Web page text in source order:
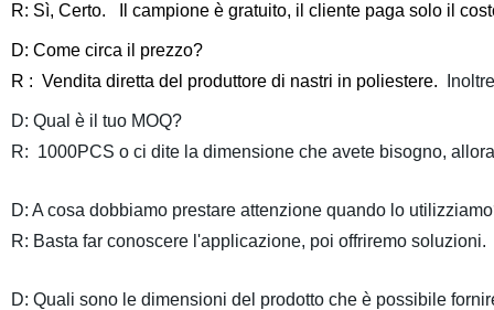
R: Sì, Certo. Il campione è gratuito, il cliente paga solo il
D: Come circa il prezzo?
R : Vendita diretta del produttore di nastri in poliestere.
D: Qual è il tuo MOQ?
R: 1000PCS o ci dite la dimensione che avete bisogno,
D: A cosa dobbiamo prestare attenzione quando lo
R: Basta far conoscere l'applicazione, poi offriremo soluzioni.
D: Quali sono le dimensioni del prodotto che è possibile